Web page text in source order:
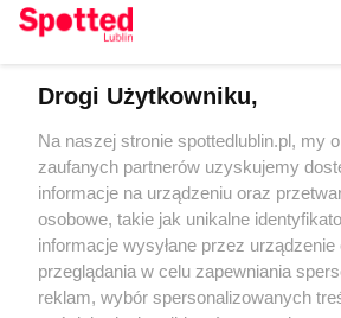
KATEGORIE
OGŁOSZENIA
Regulamin
Polityka prywatności
RODO
Warunki korzystania z treści
Drogi Użytkowniku,
Na naszej stronie spottedlublin.pl, my
zaufanych partnerów uzyskujemy
informacje na urządzeniu oraz
osobowe, takie jak unikalne
informacje wysyłane przez
przeglądania w celu zapewniania
reklam, wybór spersonalizowanych